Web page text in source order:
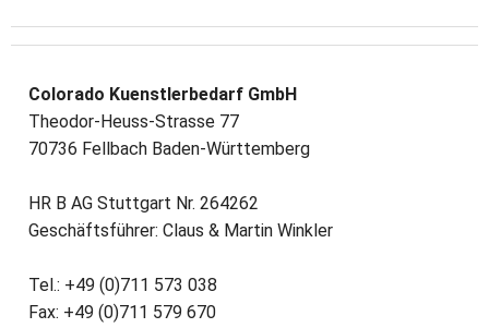
Colorado Kuenstlerbedarf GmbH
Theodor-Heuss-Strasse 77
70736 Fellbach Baden-Württemberg
HR B AG Stuttgart Nr. 264262
Geschäftsführer: Claus & Martin Winkler
Tel.: +49 (0)711 573 038
Fax: +49 (0)711 579 670